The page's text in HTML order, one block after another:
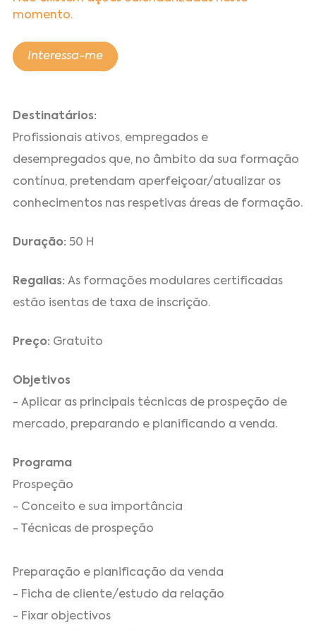
momento.
Interessa-me
Destinatários:
Profissionais ativos, empregados e
desempregados que, no âmbito da sua formação
contínua, pretendam aperfeiçoar/atualizar os
conhecimentos nas respetivas áreas de formação.
Duração: 50 H
Regalias: As formações modulares certificadas
estão isentas de taxa de inscrição.
Preço: Gratuito
Objetivos
- Aplicar as principais técnicas de prospeção de
mercado, preparando e planificando a venda.
Programa
Prospeção
- Conceito e sua importância
- Técnicas de prospeção
Preparação e planificação da venda
- Ficha de cliente/estudo da relação
- Fixar objectivos